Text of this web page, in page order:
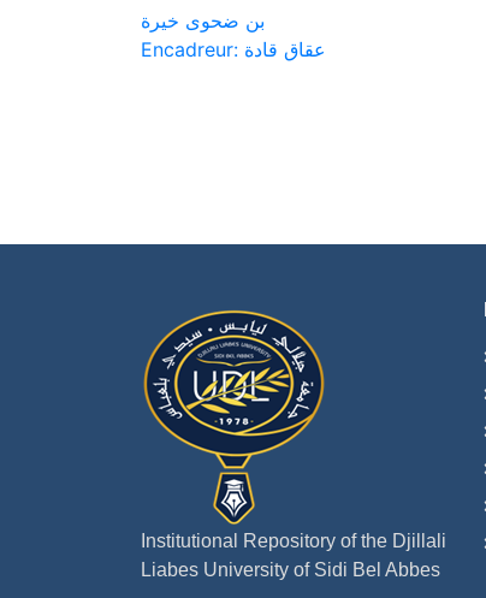
بن ضحوى خيرة
Encadreur: عقاق قادة
Institutional Repository of the Djillali
Liabes University of Sidi Bel Abbes